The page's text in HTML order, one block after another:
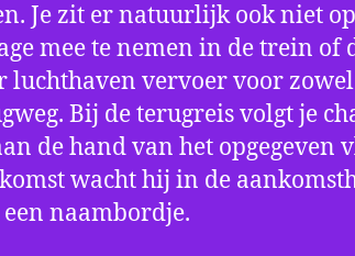
Je zit er natuurlijk ook niet
mee te nemen in de trein of
luchthaven vervoer voor zowel
Bij de terugreis volgt je
de hand van het opgegeven
wacht hij in de
naambordje.